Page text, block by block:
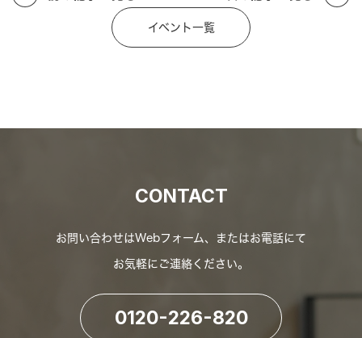
イベント一覧
CONTACT
お問い合わせはWebフォーム、またはお電話にて
お気軽にご連絡ください。
0120-226-820